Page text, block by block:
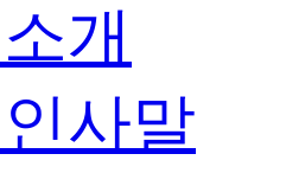
개
사말